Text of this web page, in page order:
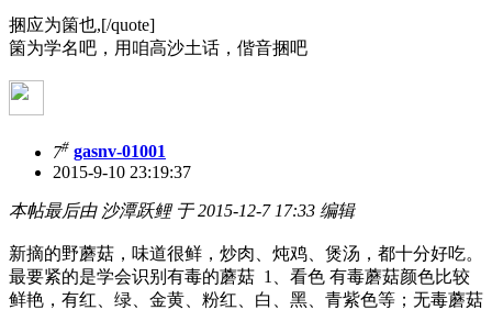
捆应为箘也,[/quote]
箘为学名吧，用咱高沙土话，偕音捆吧
7# gasnv-01001
2015-9-10 23:19:37
本帖最后由 沙潭跃鲤 于 2015-12-7 17:33 编辑
新摘的野蘑菇，味道很鲜，炒肉、炖鸡、煲汤，都十分好吃。
最要紧的是学会识别有毒的蘑菇 1、看色 有毒蘑菇颜色比较
鲜艳，有红、绿、金黄、粉红、白、黑、青紫色等；无毒蘑菇